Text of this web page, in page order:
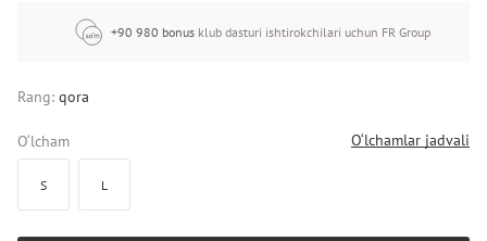
+90 980 bonus klub dasturi ishtirokchilari uchun FR Group
Rang: qora
O‘lcham O‘lchamlar jadvali
S L